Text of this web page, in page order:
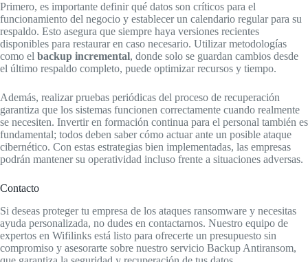
Primero, es importante definir qué datos son críticos para el
funcionamiento del negocio y establecer un calendario regular para su
respaldo. Esto asegura que siempre haya versiones recientes
disponibles para restaurar en caso necesario. Utilizar metodologías
como el backup incremental, donde solo se guardan cambios desde
el último respaldo completo, puede optimizar recursos y tiempo.
Además, realizar pruebas periódicas del proceso de recuperación
garantiza que los sistemas funcionen correctamente cuando realmente
se necesiten. Invertir en formación continua para el personal también es
fundamental; todos deben saber cómo actuar ante un posible ataque
cibernético. Con estas estrategias bien implementadas, las empresas
podrán mantener su operatividad incluso frente a situaciones adversas.
Contacto
Si deseas proteger tu empresa de los ataques ransomware y necesitas
ayuda personalizada, no dudes en contactarnos. Nuestro equipo de
expertos en Wifilinks está listo para ofrecerte un presupuesto sin
compromiso y asesorarte sobre nuestro servicio Backup Antiransom,